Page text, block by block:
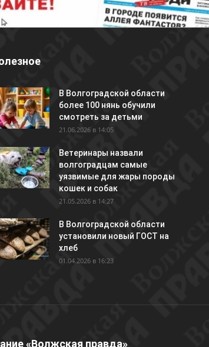
В Волгоградской области
более 100 нянь обучили
смотреть за детьми
21.06.2026 в 14:05
Ветеринары назвали
волгоградцам самые
уязвимые для жары породы
кошек и собак
21.05.2026 в 14:27
В Волгоградской области
установили новый ГОСТ на
хлеб
01.04.2026 в 16:23
«Волжская правда»